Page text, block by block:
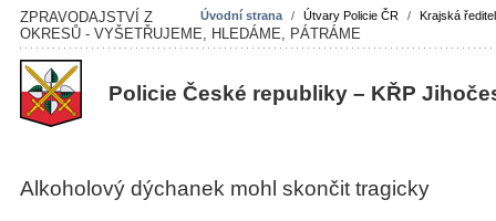
Úvodní strana / Útvary Policie ČR / Krajská
ZPRAVODAJSTVÍ Z
OKRESŮ - VYŠETŘUJEME, HLEDÁME, PÁTRÁME
Policie České republiky – KŘP
Alkoholový dýchanek mohl skončit tragicky